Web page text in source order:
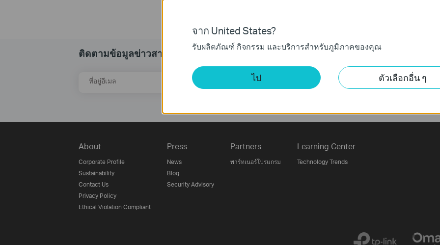
ติดตามข้อมูลข่าวสาร
ที่อยู่อีเมล ลงทะเบียน
ติดตามเรา
About
Corporate Profile
Sustainability
Contact Us
Privacy Policy
Ethical Violation Compliant
Press
News
Blog
Security Advisory
Partners
พาร์ทเนอร์โปรแกรม
Learning Center
Technology Trends
จาก United States?
รับผลิตภัณฑ์ กิจกรรม และบริการสำหรับภูมิภาคของคุณ
ไป ตัวเลือกอื่น ๆ